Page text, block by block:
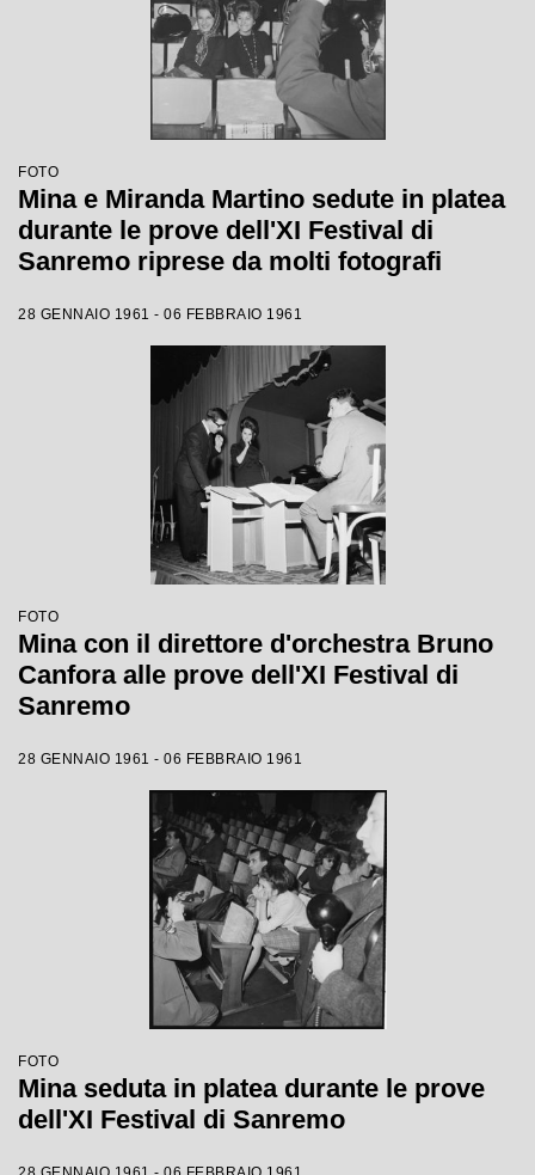
FOTO
Mina e Miranda Martino sedute in platea
durante le prove dell'XI Festival di
Sanremo riprese da molti fotografi
28 GENNAIO 1961 - 06 FEBBRAIO 1961
FOTO
Mina con il direttore d'orchestra Bruno
Canfora alle prove dell'XI Festival di
Sanremo
28 GENNAIO 1961 - 06 FEBBRAIO 1961
FOTO
Mina seduta in platea durante le prove
dell'XI Festival di Sanremo